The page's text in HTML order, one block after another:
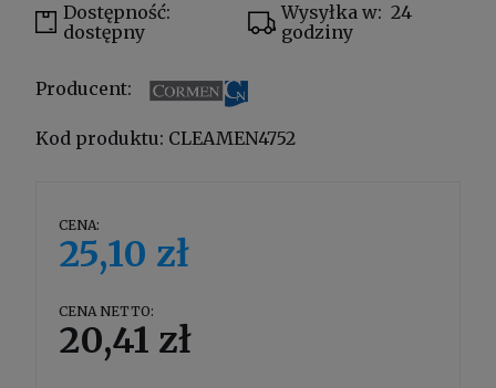
Dostępność:
dostępny
Wysyłka w: 24
godziny
Producent:
Kod produktu: CLEAMEN4752
CENA:
25,10 zł
CENA NETTO:
20,41 zł